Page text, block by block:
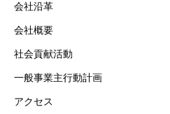
会社沿革
会社概要
社会貢献活動
一般事業主行動計画
アクセス